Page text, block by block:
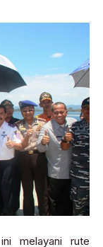
melayani rute